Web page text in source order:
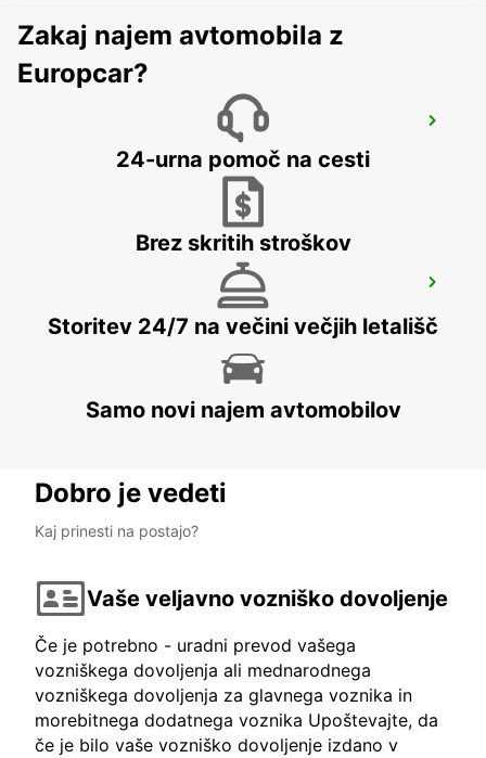
SYDNEY ARTARMON
ARTARMON - AUSTRALIA
WOLLONGONG *NEW*
PORT KEMBLA - AUSTRALIA
Zakaj najem avtomobila z
Europcar?
24-urna pomoč na cesti
Brez skritih stroškov
Storitev 24/7 na večini večjih letališč
Samo novi najem avtomobilov
Dobro je vedeti
Kaj prinesti na postajo?
Vaše veljavno vozniško dovoljenje
Če je potrebno - uradni prevod vašega
vozniškega dovoljenja ali mednarodnega
vozniškega dovoljenja za glavnega voznika in
morebitnega dodatnega voznika Upoštevajte, da
če je bilo vaše vozniško dovoljenje izdano v